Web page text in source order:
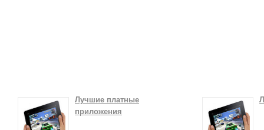
Лучшие платные
приложения